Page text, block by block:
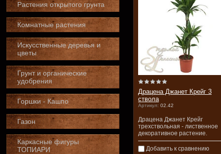
Драцена Джанет Крейг 3
ствола
Артикул: 02.42
Драцена Джанет Крейг
трехствольная - лиственное
декоративное растение.
Добавить к сравнению
Растения открытого грунта
Комнатные растения
Искусственные деревья и
цветы
Грунт и органические
удобрения
Горшки - Кашпо
Газон
Каркасные фигуры
ТОПИАРИ